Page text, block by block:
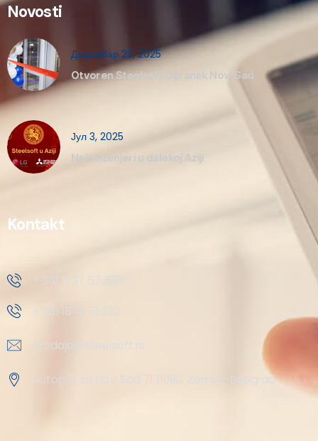
Novosti
Децембар 23, 2025
Otvoren Steelsoft Ogranak Novi Sad
Јул 3, 2025
Naši inženjeri u dalekoj Aziji
Kontakt
+ 381 11 37 57 555
+ 381 18 41 51 230
prodaja@steelsoft.rs
Autoput za Novi Sad 71 11080, Zemun-Beograd